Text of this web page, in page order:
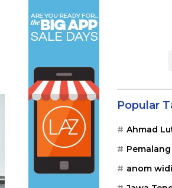
Popular
Ahmad
Pemalang
anom